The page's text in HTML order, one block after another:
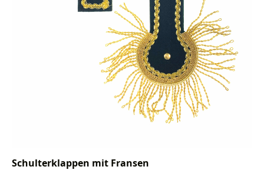
Schulterklappen mit Fransen